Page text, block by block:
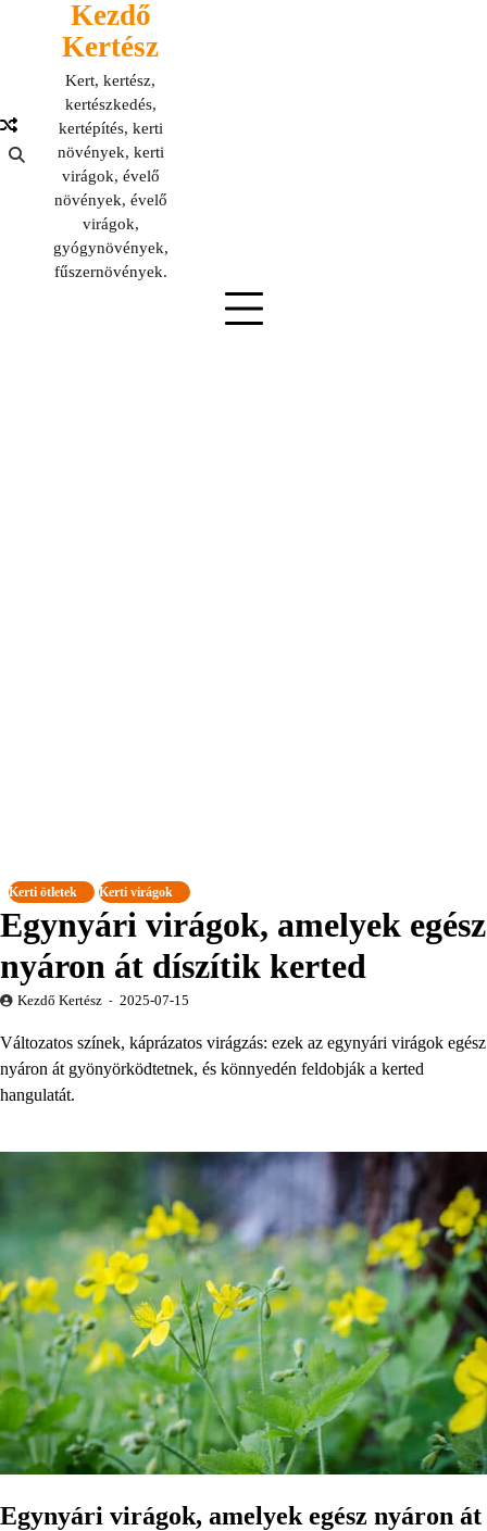
Kezdő
Kertész
Kert, kertész,
kertészkedés,
kertépítés, kerti
növények, kerti
virágok, évelő
növények, évelő
virágok,
gyógynövények,
fűszernövények.
Kerti ötletek Kerti virágok
Egynyári virágok, amelyek egész
nyáron át díszítik kerted
Kezdő Kertész 2025-07-15
Változatos színek, káprázatos virágzás: ezek az egynyári virágok egész
nyáron át gyönyörködtetnek, és könnyedén feldobják a kerted
hangulatát.
Egynyári virágok, amelyek egész nyáron át